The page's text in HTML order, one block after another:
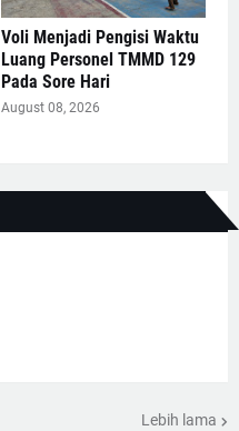
Voli Menjadi Pengisi Waktu
Luang Personel TMMD 129
Pada Sore Hari
August 08, 2026
Lebih lama